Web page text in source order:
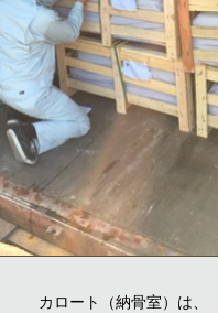
カロート（納骨室）は、